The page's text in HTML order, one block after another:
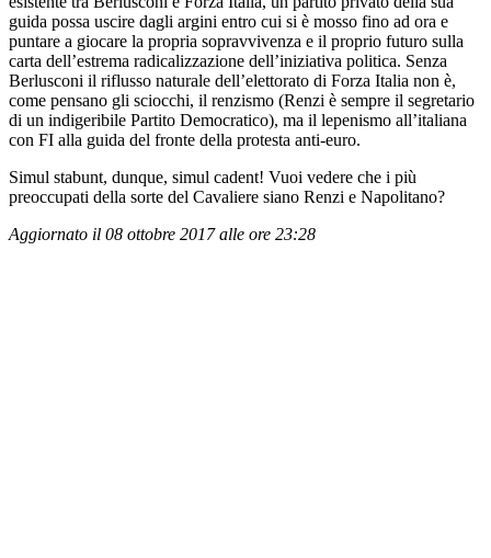
guida possa uscire dagli argini entro cui si è mosso fino ad ora e
puntare a giocare la propria sopravvivenza e il proprio futuro sulla
carta dell’estrema radicalizzazione dell’iniziativa politica. Senza
Berlusconi il riflusso naturale dell’elettorato di Forza Italia non è,
come pensano gli sciocchi, il renzismo (Renzi è sempre il segretario
di un indigeribile Partito Democratico), ma il lepenismo all’italiana
con FI alla guida del fronte della protesta anti-euro.
Simul stabunt, dunque, simul cadent! Vuoi vedere che i più
preoccupati della sorte del Cavaliere siano Renzi e Napolitano?
Aggiornato il 08 ottobre 2017 alle ore 23:28